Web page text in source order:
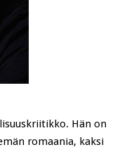
Hän on
romaania, kaksi